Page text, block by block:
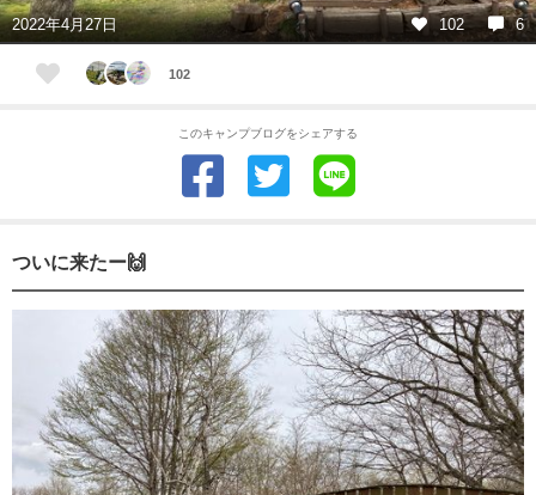
2022年4月27日 102 6
102
このキャンプブログをシェアする
ついに来たー🙌